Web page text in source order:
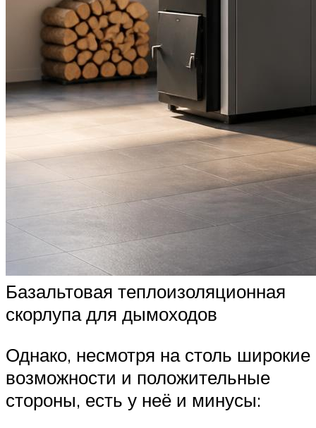
Базальтовая теплоизоляционная
скорлупа для дымоходов
Однако, несмотря на столь широкие
возможности и положительные
стороны, есть у неё и минусы: